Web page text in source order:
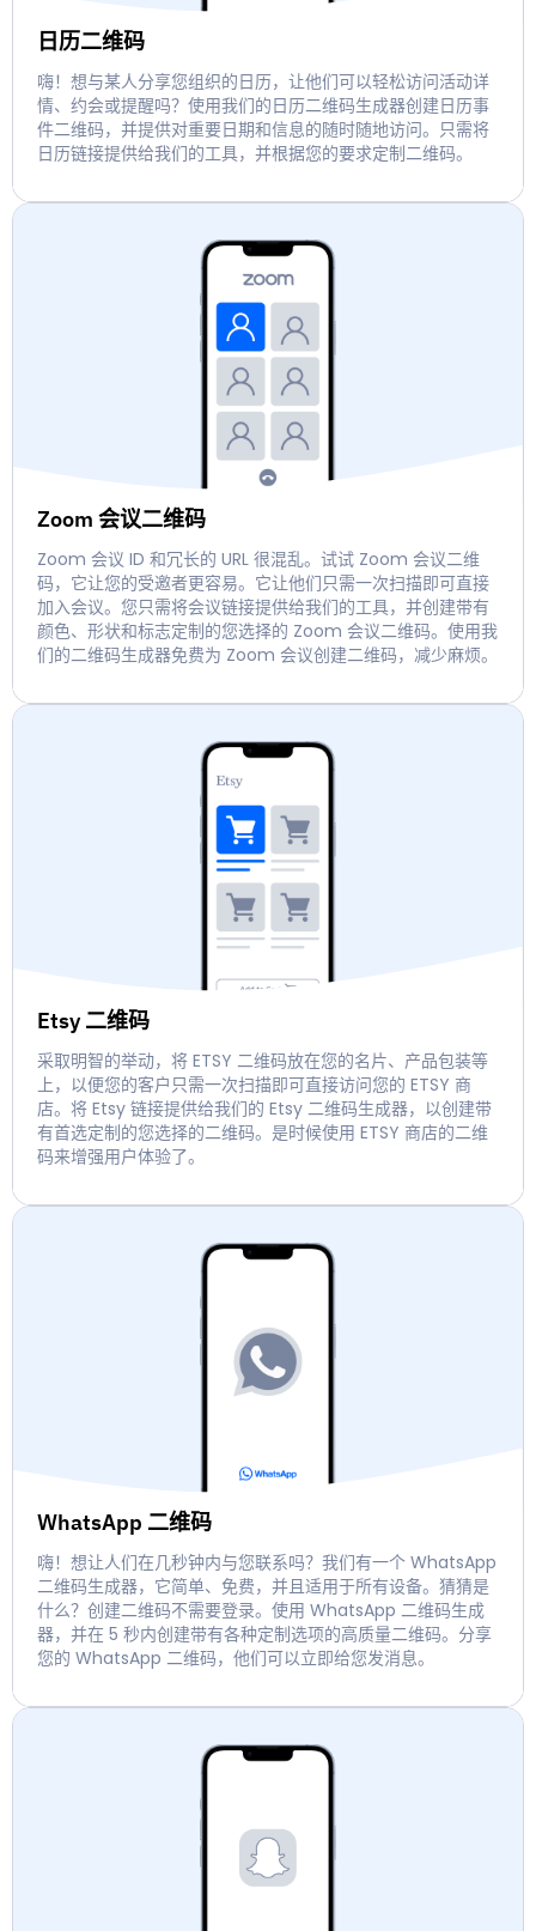
日历二维码
嗨！想与某人分享您组织的日历，让他们可以轻松访问活动详
情、约会或提醒吗？使用我们的日历二维码生成器创建日历事
件二维码，并提供对重要日期和信息的随时随地访问。只需将
日历链接提供给我们的工具，并根据您的要求定制二维码。
Zoom 会议二维码
Zoom 会议 ID 和冗长的 URL 很混乱。试试 Zoom 会议二维
码，它让您的受邀者更容易。它让他们只需一次扫描即可直接
加入会议。您只需将会议链接提供给我们的工具，并创建带有
颜色、形状和标志定制的您选择的 Zoom 会议二维码。使用我
们的二维码生成器免费为 Zoom 会议创建二维码，减少麻烦。
Etsy 二维码
采取明智的举动，将 ETSY 二维码放在您的名片、产品包装等
上，以便您的客户只需一次扫描即可直接访问您的 ETSY 商
店。将 Etsy 链接提供给我们的 Etsy 二维码生成器，以创建带
有首选定制的您选择的二维码。是时候使用 ETSY 商店的二维
码来增强用户体验了。
WhatsApp 二维码
嗨！想让人们在几秒钟内与您联系吗？我们有一个 WhatsApp
二维码生成器，它简单、免费，并且适用于所有设备。猜猜是
什么？创建二维码不需要登录。使用 WhatsApp 二维码生成
器，并在 5 秒内创建带有各种定制选项的高质量二维码。分享
您的 WhatsApp 二维码，他们可以立即给您发消息。